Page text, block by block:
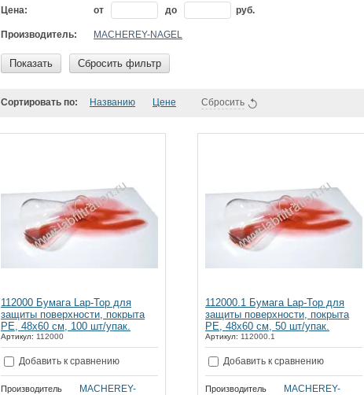
Цена: от до руб.
Производитель: MACHEREY-NAGEL
Показать Сбросить фильтр
Сортировать по: Названию Цене Сбросить
112000 Бумага Lap-Top для
защиты поверхности, покрыта
PE, 48х60 см, 100 шт/упак.
Артикул: 112000
Добавить к сравнению
Производитель
MACHEREY-
112000.1 Бумага Lap-Top для
защиты поверхности, покрыта
PE, 48х60 см, 50 шт/упак.
Артикул: 112000.1
Добавить к сравнению
Производитель
MACHEREY-